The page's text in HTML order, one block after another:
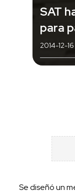
SAT
para
2014-12-16
Se diseñó un